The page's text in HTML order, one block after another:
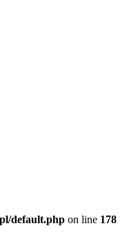
default.php on line 178